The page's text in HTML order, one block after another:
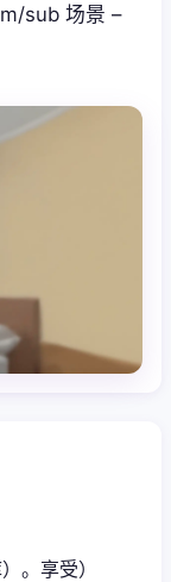
sub 场景 –
。享受）